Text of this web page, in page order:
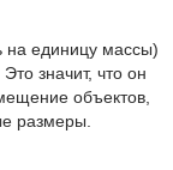
на единицу массы)
значит, что он
объектов,
размеры.